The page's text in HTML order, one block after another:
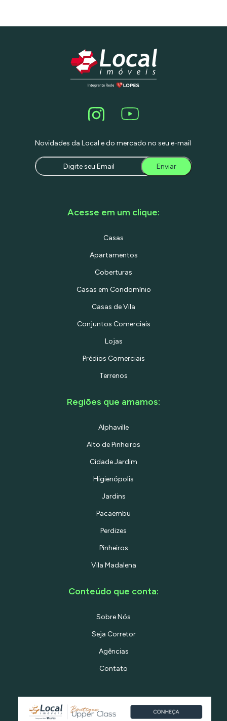
Novidades da Local e do mercado no seu e-mail
Enviar
Acesse em um clique:
Casas
Apartamentos
Coberturas
Casas em Condomínio
Casas de Vila
Conjuntos Comerciais
Lojas
Prédios Comerciais
Terrenos
Regiões que amamos:
Alphaville
Alto de Pinheiros
Cidade Jardim
Higienópolis
Jardins
Pacaembu
Perdizes
Pinheiros
Vila Madalena
Conteúdo que conta:
Sobre Nós
Seja Corretor
Agências
Contato